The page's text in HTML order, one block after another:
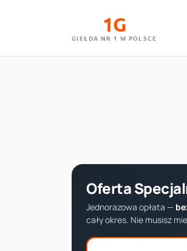
1G
GIEŁDA NR 1 W POLSCE
Oferta
Jednorazowa opłata —
cały okres. Nie musisz